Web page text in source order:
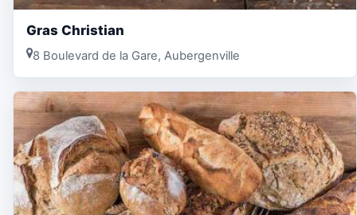
Gras Christian
8 Boulevard de la Gare, Aubergenville